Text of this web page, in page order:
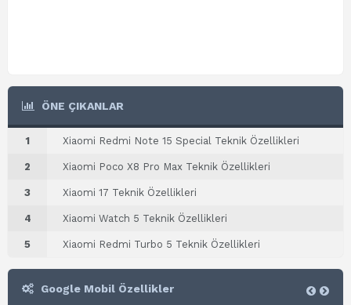
ÖNE ÇIKANLAR
1 Xiaomi Redmi Note 15 Special Teknik Özellikleri
2 Xiaomi Poco X8 Pro Max Teknik Özellikleri
3 Xiaomi 17 Teknik Özellikleri
4 Xiaomi Watch 5 Teknik Özellikleri
5 Xiaomi Redmi Turbo 5 Teknik Özellikleri
Google Mobil Özellikler